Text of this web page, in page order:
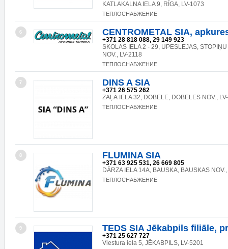
KATLAKALNA IELA 9, RĪGA, LV-1073
ТЕПЛОСНАБЖЕНИЕ
6 CENTROMETAL SIA,
+371 28 818 088, 29 149 923
SKOLAS IELA 2 - 29, UPESLEJAS, STOPIŅU
NOV., LV-2118
ТЕПЛОСНАБЖЕНИЕ
7 DINS A SIA
+371 26 575 262
ZAĻĀ IELA 32, DOBELE, DOBELES NOV.,
ТЕПЛОСНАБЖЕНИЕ
8 FLUMINA SIA
+371 63 925 531, 26 669 805
DĀRZA IELA 14A, BAUSKA, BAUSKAS
ТЕПЛОСНАБЖЕНИЕ
9 TEDS SIA Jēkabpils filiāle,
+371 25 627 727
Viestura iela 5, JĒKABPILS, LV-5201